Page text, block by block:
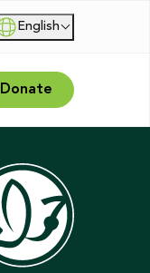
English
Donate